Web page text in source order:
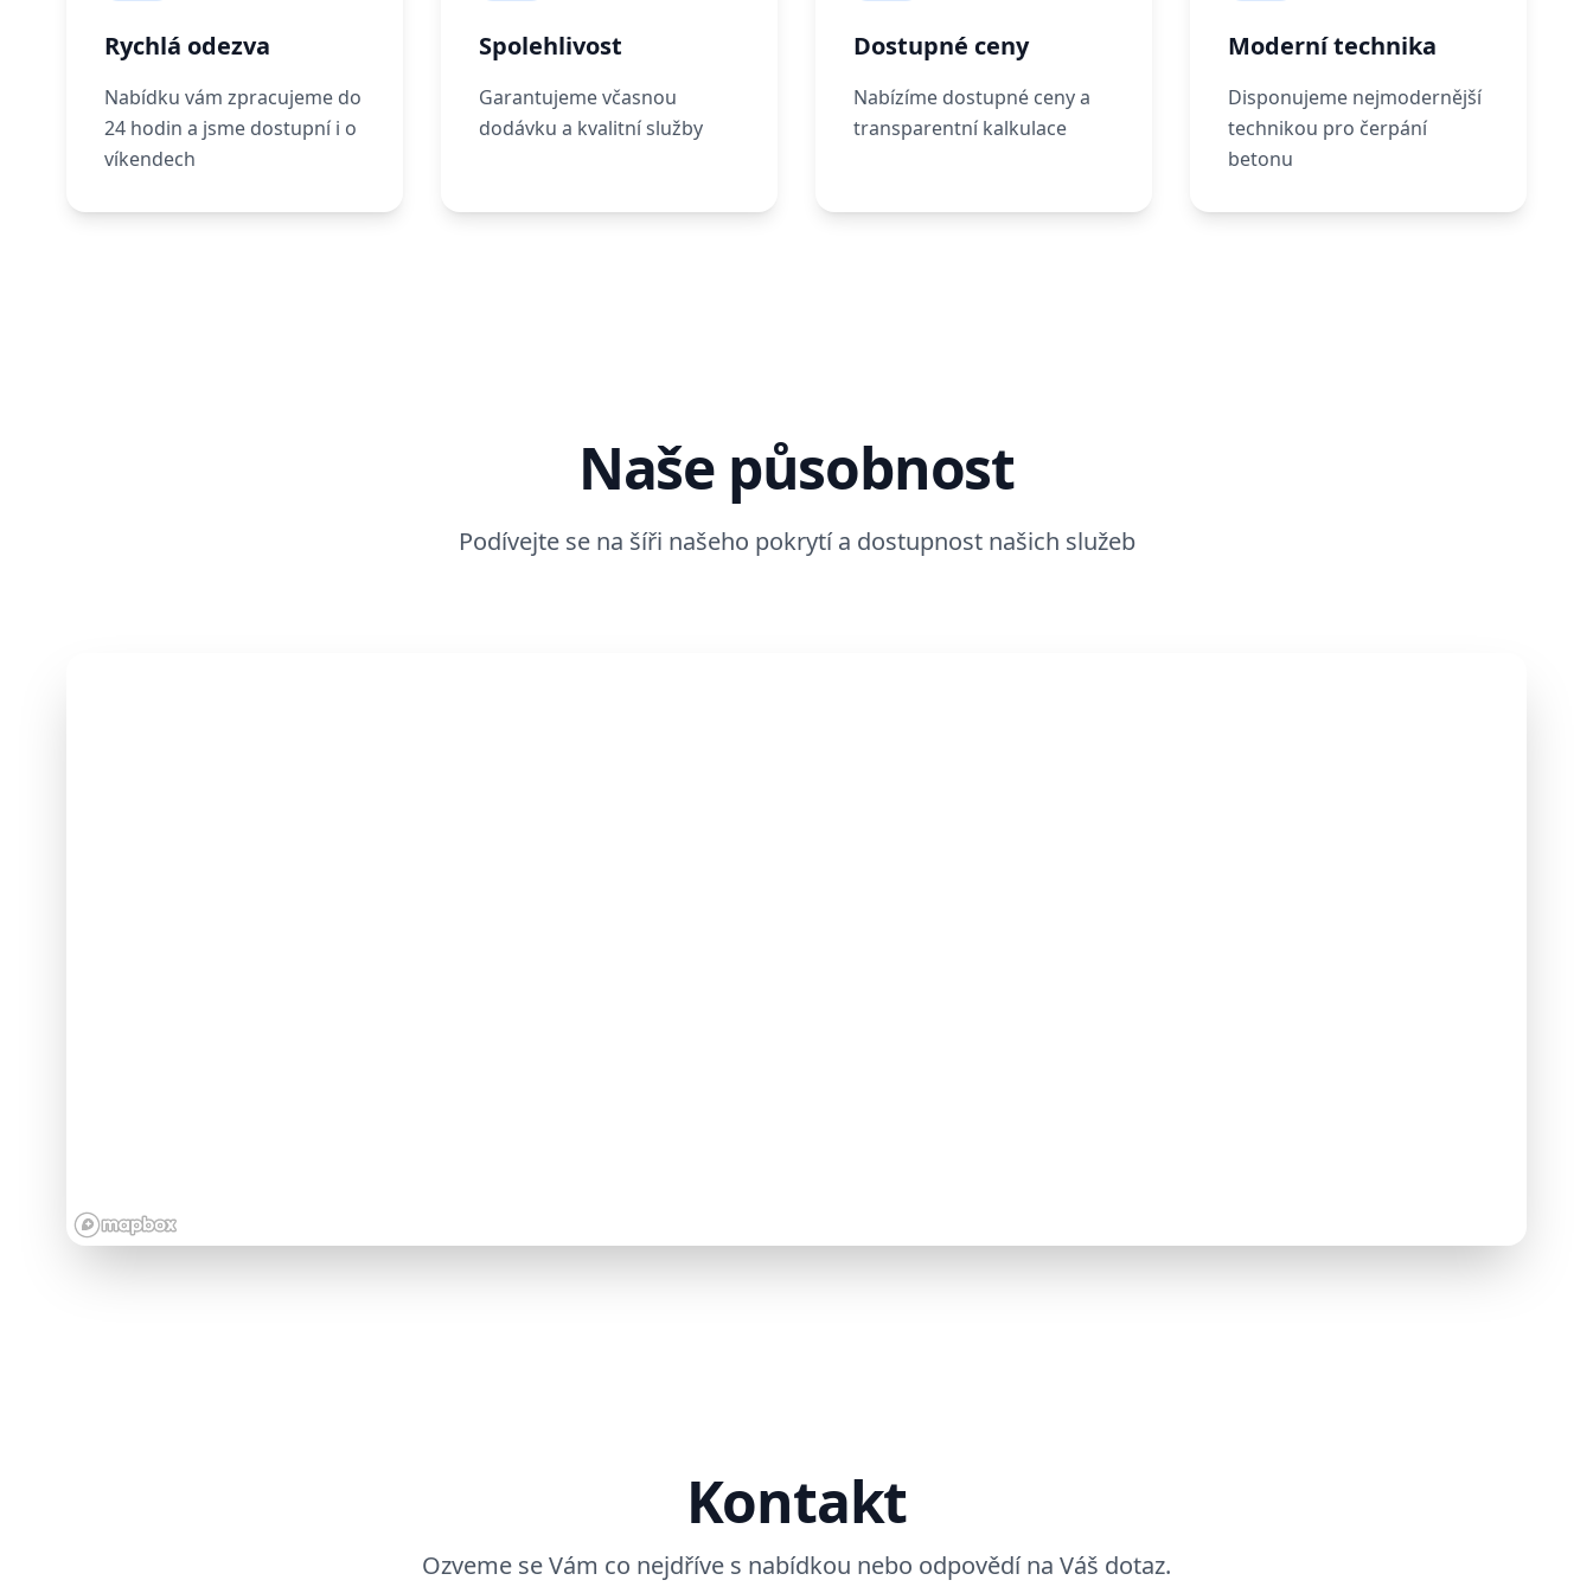
Rychlá odezva
Nabídku vám zpracujeme do
24 hodin a jsme dostupní i o
víkendech
Spolehlivost
Garantujeme včasnou
dodávku a kvalitní služby
Dostupné ceny
Nabízíme dostupné ceny a
transparentní kalkulace
Moderní technika
Disponujeme nejmodernější
technikou pro čerpání
betonu
Naše působnost
Podívejte se na šíři našeho pokrytí a dostupnost našich služeb
Kontakt
Ozveme se Vám co nejdříve s nabídkou nebo odpovědí na Váš dotaz.